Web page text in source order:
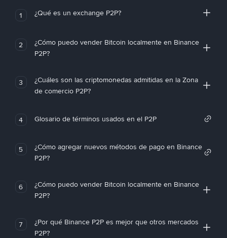
1 ¿Qué es un exchange P2P?
2
¿Cómo puedo vender Bitcoin localmente en Binance
P2P?
3
¿Cuáles son las criptomonedas admitidas en la Zona
de comercio P2P?
4 Glosario de términos usados en el P2P
5
¿Cómo agregar nuevos métodos de pago en Binance
P2P?
6
¿Cómo puedo vender Bitcoin localmente en Binance
P2P?
7
¿Por qué Binance P2P es mejor que otros mercados
P2P?